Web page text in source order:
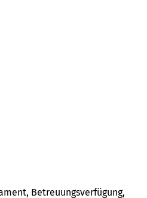
Be­treuungs­verfü­gung,